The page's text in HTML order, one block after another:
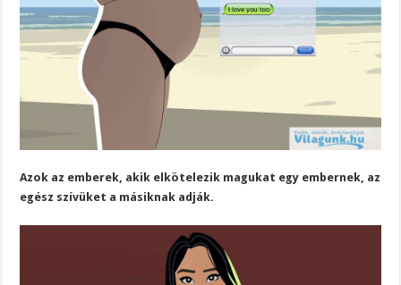
Azok az emberek, akik elkötelezik magukat egy embernek, az
egész szívüket a másiknak adják.